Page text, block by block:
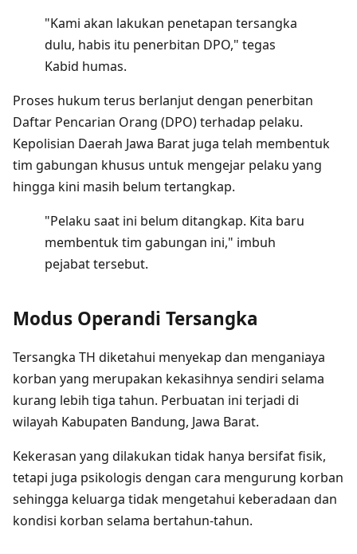
"Kami akan lakukan penetapan tersangka
dulu, habis itu penerbitan DPO," tegas
Kabid humas.
Proses hukum terus berlanjut dengan penerbitan
Daftar Pencarian Orang (DPO) terhadap pelaku.
Kepolisian Daerah Jawa Barat juga telah membentuk
tim gabungan khusus untuk mengejar pelaku yang
hingga kini masih belum tertangkap.
"Pelaku saat ini belum ditangkap. Kita baru
membentuk tim gabungan ini," imbuh
pejabat tersebut.
Modus Operandi Tersangka
Tersangka TH diketahui menyekap dan menganiaya
korban yang merupakan kekasihnya sendiri selama
kurang lebih tiga tahun. Perbuatan ini terjadi di
wilayah Kabupaten Bandung, Jawa Barat.
Kekerasan yang dilakukan tidak hanya bersifat fisik,
tetapi juga psikologis dengan cara mengurung korban
sehingga keluarga tidak mengetahui keberadaan dan
kondisi korban selama bertahun-tahun.